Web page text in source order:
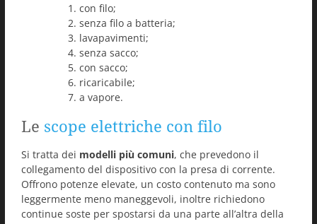
con filo;
senza filo a batteria;
lavapavimenti;
senza sacco;
con sacco;
ricaricabile;
a vapore.
Le scope elettriche con filo
Si tratta dei modelli più comuni, che prevedono il
collegamento del dispositivo con la presa di corrente.
Offrono potenze elevate, un costo contenuto ma sono
leggermente meno maneggevoli, inoltre richiedono
continue soste per spostarsi da una parte all’altra della